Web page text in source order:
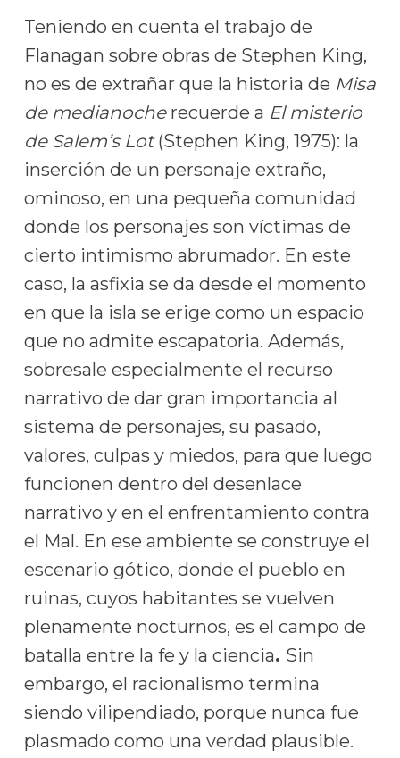
Teniendo en cuenta el trabajo de
Flanagan sobre obras de Stephen King,
no es de extrañar que la historia de Misa
de medianocherecuerde a El misterio
de Salem’s Lot(Stephen King, 1975): la
inserción de un personaje extraño,
ominoso, en una pequeña comunidad
donde los personajes son víctimas de
cierto intimismo abrumador. En este
caso, la asfixia se da desde el momento
en que la isla se erige como un espacio
que no admite escapatoria. Además,
sobresale especialmente el recurso
narrativo de dar gran importancia al
sistema de personajes, su pasado,
valores, culpas y miedos, para que luego
funcionen dentro del desenlace
narrativo y en el enfrentamiento contra
el Mal. En ese ambiente se construye el
escenario gótico, donde el pueblo en
ruinas, cuyos habitantes se vuelven
plenamente nocturnos, es el campo de
batalla entre la fe y la ciencia. Sin
embargo, el racionalismo termina
siendo vilipendiado, porque nunca fue
plasmado como una verdad plausible.